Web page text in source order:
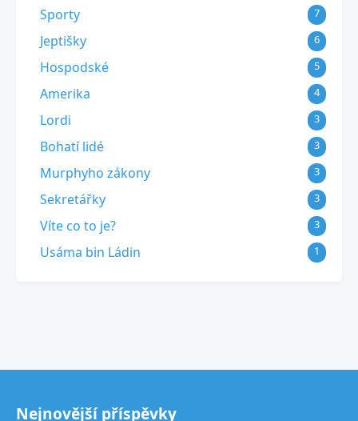
Sporty 7
Jeptišky 6
Hospodské 5
Amerika 4
Lordi 3
Bohatí lidé 3
Murphyho zákony 3
Sekretářky 3
Víte co to je? 3
Usáma bin Ládin 1
Nejnovější příspěvky